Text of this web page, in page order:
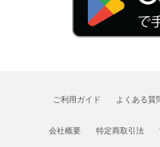
ご利用ガイド よくある質
会社概要 特定商取引法